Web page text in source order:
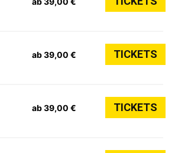
ab 39,00 € TICKETS
ab 39,00 € TICKETS